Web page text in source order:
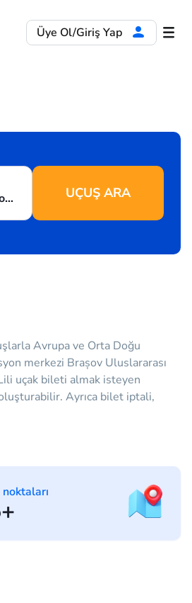
Üye Ol/Giriş Yap
1 Yolcu Ekonomi UÇUŞ ARA
Avrupa ve Orta Doğu
merkezi Brașov Uluslararası
uçak bileti almak isteyen
Ayrıca bilet iptali,
noktaları